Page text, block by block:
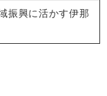
振興に活かす伊那